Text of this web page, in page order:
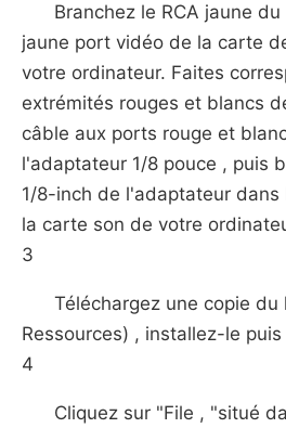
Branchez le RCA jaune
jaune port vidéo de la carte
votre ordinateur. Faites
extrémités rouges et blancs
câble aux ports rouge et
l'adaptateur 1/8 pouce , puis
1/8-inch de l'adaptateur
la carte son de votre
3
Téléchargez une copie du
Ressources) , installez-le
4
Cliquez sur "File , "situé